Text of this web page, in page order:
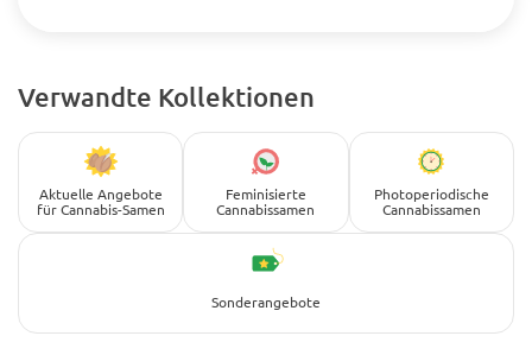
Verwandte Kollektionen
Aktuelle Angebote
für Cannabis-Samen
Feminisierte
Cannabissamen
Photoperiodische
Cannabissamen
Sonderangebote